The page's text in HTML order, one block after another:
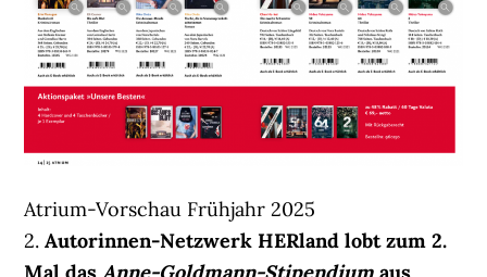
Atrium-Vorschau Frühjahr 2025
2.Autorinnen-Netzwerk HERland lobt zum 2.